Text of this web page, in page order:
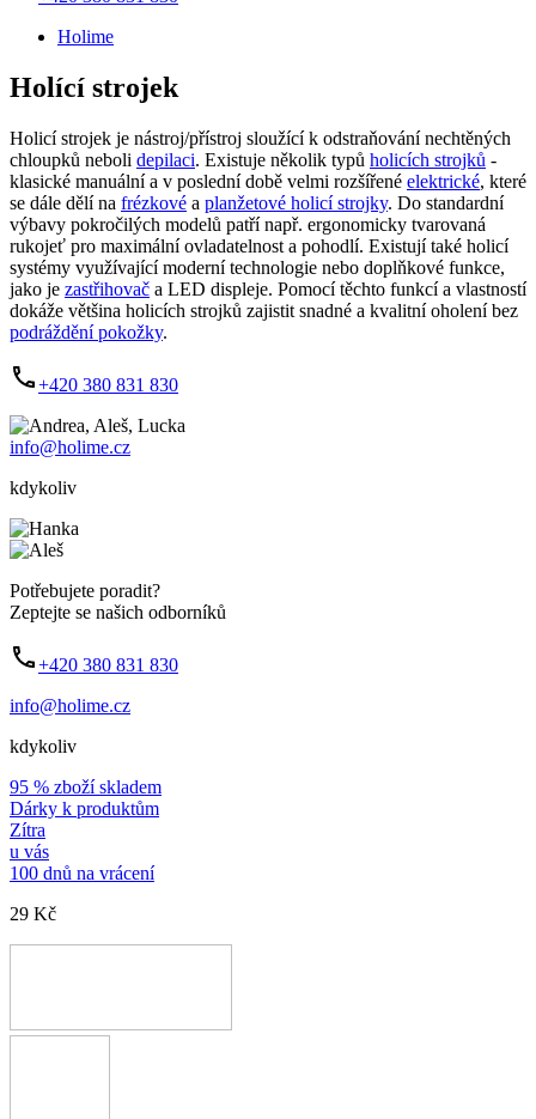
Holime
Holící strojek
Holicí strojek je nástroj/přístroj sloužící k odstraňování nechtěných
chloupků neboli depilaci. Existuje několik typů holicích strojků -
klasické manuální a v poslední době velmi rozšířené elektrické, které
se dále dělí na frézkové a planžetové holicí strojky. Do standardní
výbavy pokročilých modelů patří např. ergonomicky tvarovaná
rukojeť pro maximální ovladatelnost a pohodlí. Existují také holicí
systémy využívající moderní technologie nebo doplňkové funkce,
jako je zastřihovač a LED displeje. Pomocí těchto funkcí a vlastností
dokáže většina holicích strojků zajistit snadné a kvalitní oholení bez
podráždění pokožky.
+420 380 831 830
info@holime.cz
kdykoliv
Potřebujete poradit?
Zeptejte se našich odborníků
+420 380 831 830
info@holime.cz
kdykoliv
95 % zboží skladem
Dárky k produktům
Zítra
u vás
100 dnů na vrácení
29 Kč